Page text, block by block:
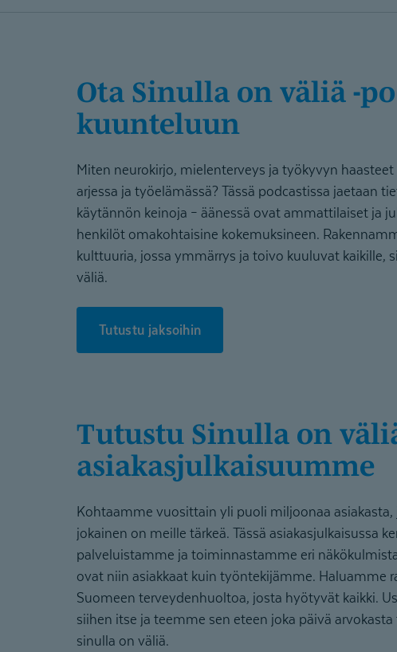
Ota Sinulla on väliä -podcast
kuunteluun
Miten neurokirjo, mielenterveys ja työkyvyn
arjessa ja työelämässä? Tässä podcastissa jaetaan
käytännön keinoja – äänessä ovat ammattilaiset ja
henkilöt omakohtaisine kokemuksineen.
kulttuuria, jossa ymmärrys ja toivo kuuluvat kaikille,
väliä.
Tutustu jaksoihin
Tutustu Sinulla on väliä -
asiakasjul­kaisuumme
Kohtaamme vuosittain yli puoli miljoonaa asiakasta,
jokainen on meille tärkeä. Tässä asiakasjulkaisussa
palveluistamme ja toiminnastamme eri
ovat niin asiakkaat kuin työntekijämme. Haluamme
Suomeen terveydenhuoltoa, josta hyötyvät kaikki.
siihen itse ja teemme sen eteen joka päivä
sinulla on väliä.